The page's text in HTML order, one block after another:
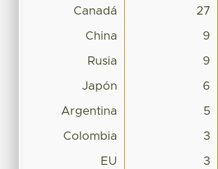
Canadá 27
China 9
Rusia 9
Japón 6
Argentina 5
Colombia 3
EU 3